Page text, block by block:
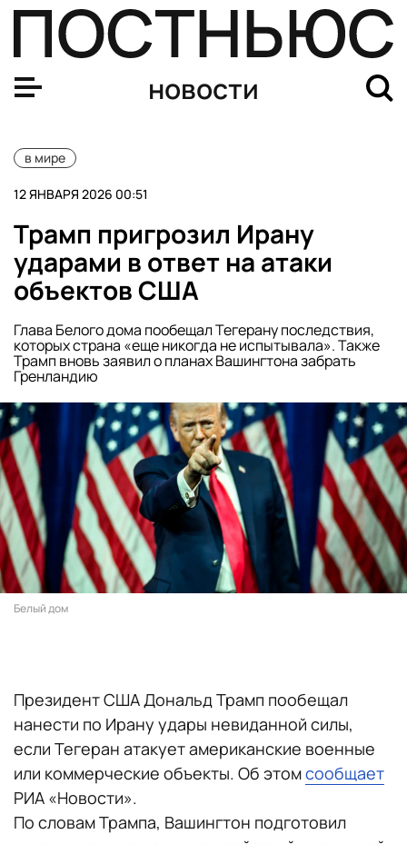
новости
в мире
12 ЯНВАРЯ 2026 00:51
Трамп пригрозил Ирану
ударами в ответ на атаки
объектов США
Глава Белого дома пообещал Тегерану последствия,
которых страна «еще никогда не испытывала». Также
Трамп вновь заявил о планах Вашингтона забрать
Гренландию
Белый дом
Президент США Дональд Трамп пообещал
нанести по Ирану удары невиданной силы,
если Тегеран атакует американские военные
или коммерческие объекты. Об этомсообщает
РИА «Новости».
По словам Трампа, Вашингтон подготовил
США не предоставят гарантий безопасности